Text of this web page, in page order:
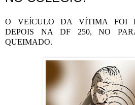
O VEÍCULO DA VÍTIMA FOI
DEPOIS NA DF 250, NO
QUEIMADO.